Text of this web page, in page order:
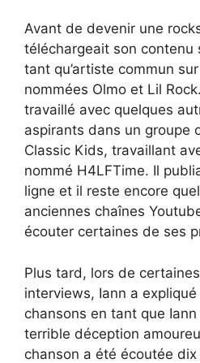
Avant de devenir une
téléchargeait son contenu
tant qu’artiste commun
nommées Olmo et Lil
travaillé avec quelques
aspirants dans un groupe
Classic Kids, travaillant
nommé H4LFTime. Il
ligne et il reste encore
anciennes chaînes
écouter certaines de ses
Plus tard, lors de
interviews, Iann a
chansons en tant que Iann
terrible déception
chanson a été écoutée